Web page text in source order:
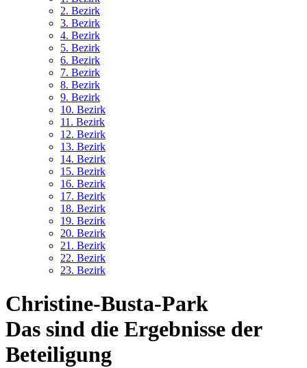
2. Bezirk
3. Bezirk
4. Bezirk
5. Bezirk
6. Bezirk
7. Bezirk
8. Bezirk
9. Bezirk
10. Bezirk
11. Bezirk
12. Bezirk
13. Bezirk
14. Bezirk
15. Bezirk
16. Bezirk
17. Bezirk
18. Bezirk
19. Bezirk
20. Bezirk
21. Bezirk
22. Bezirk
23. Bezirk
Christine-Busta-Park
Das sind die Ergebnisse der
Beteiligung